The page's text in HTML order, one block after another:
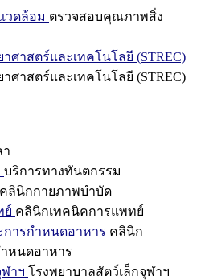
วดล้อม ตรวจสอบคุณภาพสิ่ง
ศาสตร์และเทคโนโลยี (STREC)
ศาสตร์และเทคโนโลยี (STREC)
บริการทางทันตกรรม
คลินิกกายภาพบำบัด
ย์ คลินิกเทคนิคการแพทย์
ารกำหนดอาหาร คลินิก
หนดอาหาร
าฯ โรงพยาบาลสัตว์เล็กจุฬาฯ